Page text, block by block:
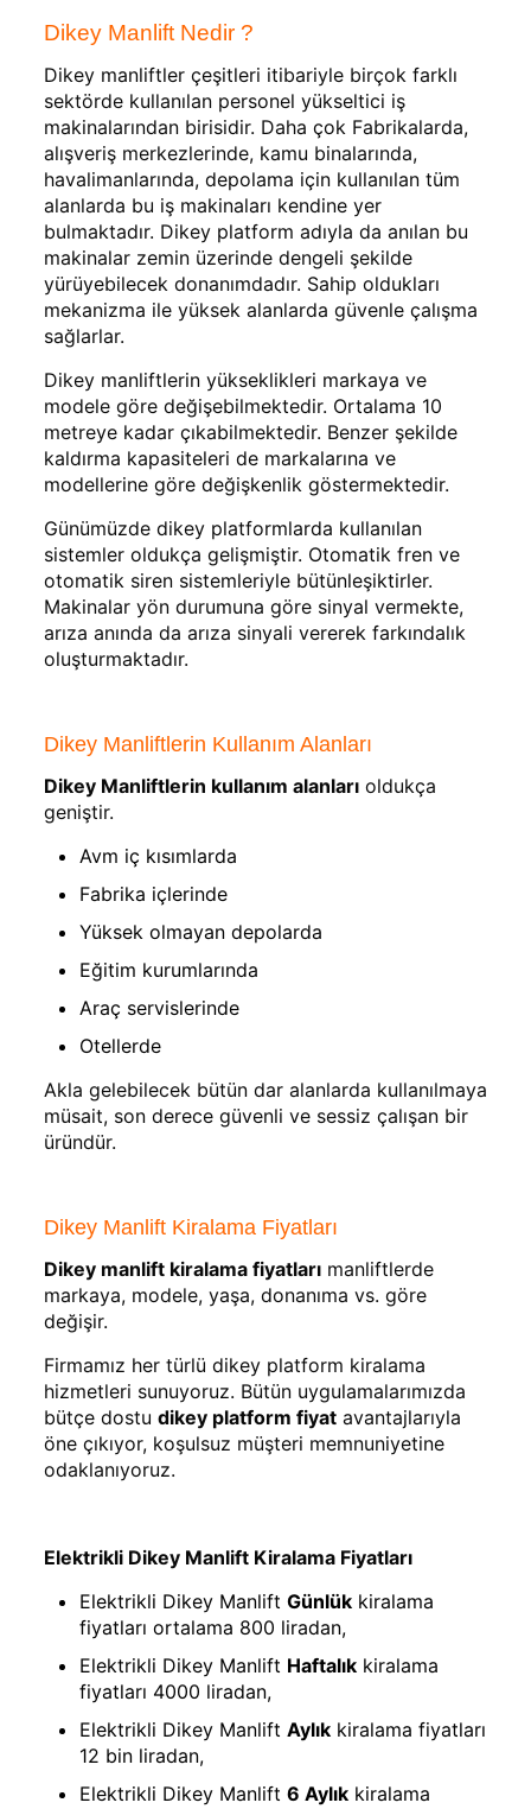
Dikey Manlift Nedir ?
Dikey manliftler çeşitleri itibariyle birçok farklı
sektörde kullanılan personel yükseltici iş
makinalarından birisidir. Daha çok Fabrikalarda,
alışveriş merkezlerinde, kamu binalarında,
havalimanlarında, depolama için kullanılan tüm
alanlarda bu iş makinaları kendine yer
bulmaktadır. Dikey platform adıyla da anılan bu
makinalar zemin üzerinde dengeli şekilde
yürüyebilecek donanımdadır. Sahip oldukları
mekanizma ile yüksek alanlarda güvenle çalışma
sağlarlar.
Dikey manliftlerin yükseklikleri markaya ve
modele göre değişebilmektedir. Ortalama 10
metreye kadar çıkabilmektedir. Benzer şekilde
kaldırma kapasiteleri de markalarına ve
modellerine göre değişkenlik göstermektedir.
Günümüzde dikey platformlarda kullanılan
sistemler oldukça gelişmiştir. Otomatik fren ve
otomatik siren sistemleriyle bütünleşiktirler.
Makinalar yön durumuna göre sinyal vermekte,
arıza anında da arıza sinyali vererek farkındalık
oluşturmaktadır.
Dikey Manliftlerin Kullanım Alanları
Dikey Manliftlerin kullanım alanlarıoldukça
geniştir.
Avm iç kısımlarda
Fabrika içlerinde
Yüksek olmayan depolarda
Eğitim kurumlarında
Araç servislerinde
Otellerde
Akla gelebilecek bütün dar alanlarda kullanılmaya
müsait, son derece güvenli ve sessiz çalışan bir
üründür.
Dikey Manlift Kiralama Fiyatları
Dikey manlift kiralama fiyatlarımanliftlerde
markaya, modele, yaşa, donanıma vs. göre
değişir.
Firmamız her türlü dikey platform kiralama
hizmetleri sunuyoruz. Bütün uygulamalarımızda
bütçe dostu dikey platform fiyatavantajlarıyla
öne çıkıyor, koşulsuz müşteri memnuniyetine
odaklanıyoruz.
Elektrikli Dikey Manlift Kiralama Fiyatları
Elektrikli Dikey Manlift Günlükkiralama
fiyatları ortalama 800 liradan,
Elektrikli Dikey Manlift Haftalıkkiralama
fiyatları 4000 liradan,
Elektrikli Dikey Manlift Aylıkkiralama fiyatları
12 bin liradan,
Elektrikli Dikey Manlift 6 Aylıkkiralama